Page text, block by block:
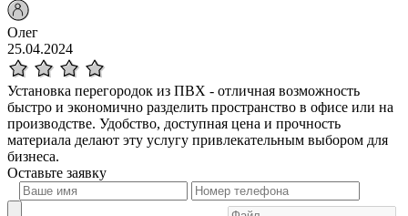
Олег
25.04.2024
Установка перегородок из ПВХ - отличная возможность
быстро и экономично разделить пространство в офисе или на
производстве. Удобство, доступная цена и прочность
материала делают эту услугу привлекательным выбором для
бизнеса.
Оставьте заявку